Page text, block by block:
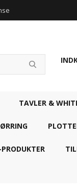
TAVLER &